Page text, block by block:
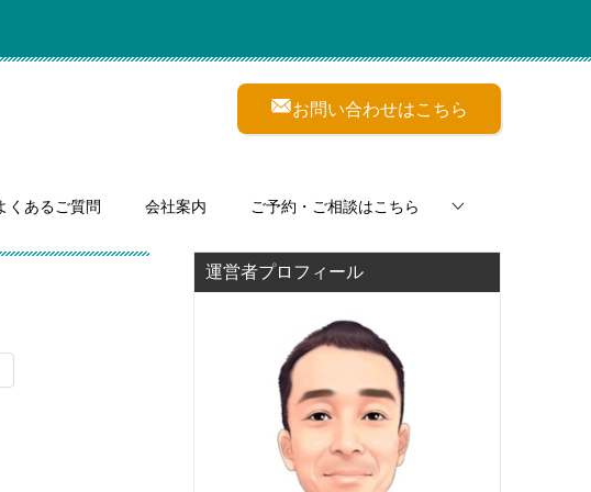
お問い合わせはこちら
くあるご質問 会社案内 ご予約・ご相談はこちら
運営者プロフィール